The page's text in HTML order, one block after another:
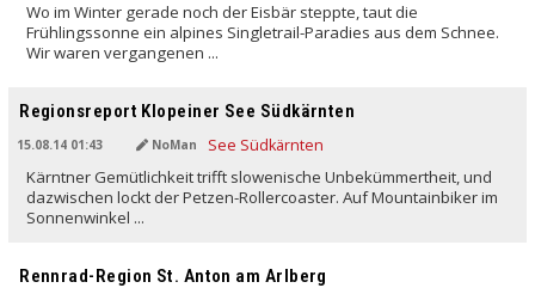
Wo im Winter gerade noch der Eisbär steppte, taut die
Frühlingssonne ein alpines Singletrail-Paradies aus dem Schnee.
Wir waren vergangenen ...
Regionsreport Klopeiner See Südkärnten
15.08.14 01:43 NoMan
Kärntner Gemütlichkeit trifft slowenische Unbekümmertheit, und
dazwischen lockt der Petzen-Rollercoaster. Auf Mountainbiker im
Sonnenwinkel ...
Rennrad-Region St. Anton am Arlberg